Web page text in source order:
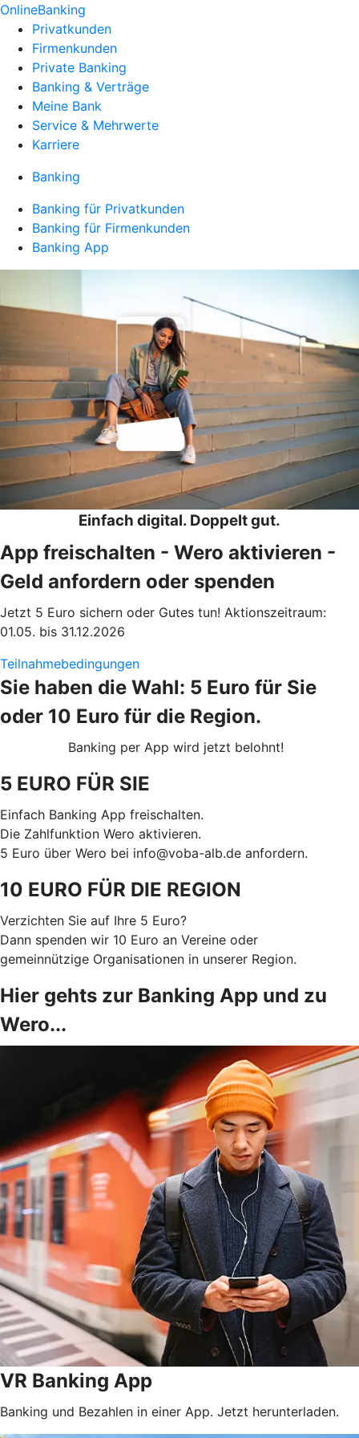
OnlineBanking
Privatkunden
Firmenkunden
Private Banking
Banking & Verträge
Meine Bank
Service & Mehrwerte
Karriere
Banking
Banking für Privatkunden
Banking für Firmenkunden
Banking App
Einfach digital. Doppelt gut.
App freischalten - Wero aktivieren -
Geld anfordern oder spenden
Jetzt 5 Euro sichern oder Gutes tun! Aktionszeitraum:
01.05. bis 31.12.2026
Teilnahmebedingungen
Sie haben die Wahl: 5 Euro für Sie
oder 10 Euro für die Region.
Banking per App wird jetzt belohnt!
5 EURO FÜR SIE
Einfach Banking App freischalten.
Die Zahlfunktion Wero aktivieren.
5 Euro über Wero bei info@voba-alb.de anfordern.
10 EURO FÜR DIE REGION
Verzichten Sie auf Ihre 5 Euro?
Dann spenden wir 10 Euro an Vereine oder
gemeinnützige Organisationen in unserer Region.
Hier gehts zur Banking App und zu
Wero...
VR Banking App
Banking und Bezahlen in einer App. Jetzt herunterladen.